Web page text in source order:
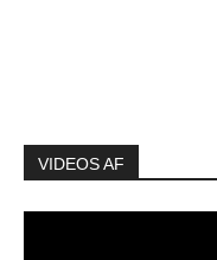
VIDEOS AF